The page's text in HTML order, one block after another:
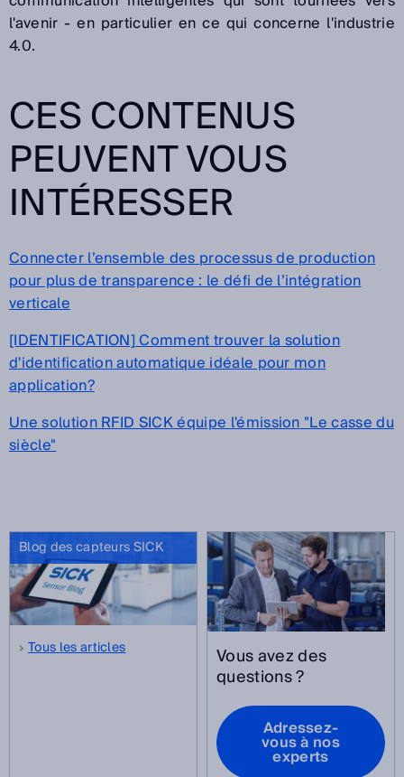
l'avenir - en particulier en ce qui concerne l'industrie
4.0.
CES CONTENUS
PEUVENT VOUS
INTÉRESSER
Connecter l’ensemble des processus de production
pour plus de transparence : le défi de l’intégration
verticale
[IDENTIFICATION] Comment trouver la solution
d'identification automatique idéale pour mon
application?
Une solution RFID SICK équipe l'émission "Le casse du
siècle"
Blog des capteurs SICK
Tous les articles Vous avez des
questions ?
Adressez-
vous à nos
experts